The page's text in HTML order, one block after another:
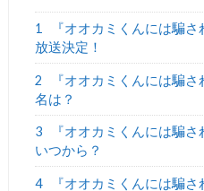
1
『オオカミくんには騙
放送決定！
2
『オオカミくんには騙
名は？
3
『オオカミくんには騙
いつから？
4
『オオカミくんには騙